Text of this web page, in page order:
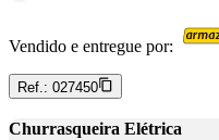
Vendido e entregue por:
Ref.: 027450
Churrasqueira Elétrica